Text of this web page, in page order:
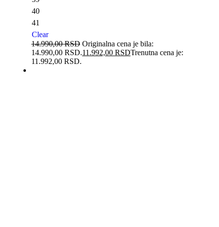
40
41
Clear
14.990,00RSD Originalna cena je bila:
14.990,00 RSD.11.992,00 RSDTrenutna cena je:
11.992,00 RSD.